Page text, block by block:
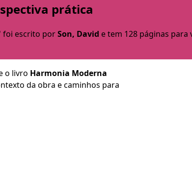
prática
foi escrito porSon, David e tem 128 páginas para
o livro Harmonia Moderna
da obra e caminhos para